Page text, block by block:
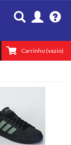
Minha
Carrinho(vazio)